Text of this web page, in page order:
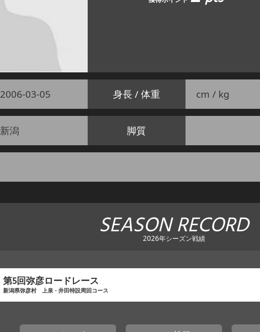
2006-03-05 身長 / 体重 cm / kg
新潟 脚質
SEASON RECORD
2026年シーズン戦績
第5回弥彦ロードレース
新潟県弥彦村 上泉 - 井田特設周回コース